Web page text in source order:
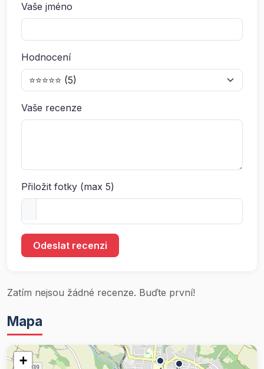
Vaše jméno
Hodnocení
Vaše recenze
Přiložit fotky (max 5)
Odeslat recenzi
Zatím nejsou žádné recenze. Buďte první!
Mapa
+